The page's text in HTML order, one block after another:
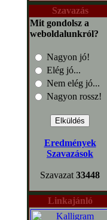
Szavazás
Mit gondolsz a
weboldalunkról?
Nagyon jó!
Elég jó...
Nem elég jó...
Nagyon rossz!
Eredmények
Szavazások
Szavazat 33448
Linkajánló